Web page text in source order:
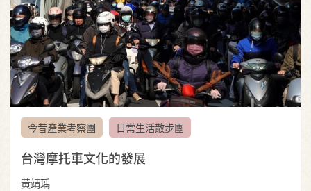
今昔產業考察團 日常生活散步團
台灣摩托車文化的發展
黃靖瑀